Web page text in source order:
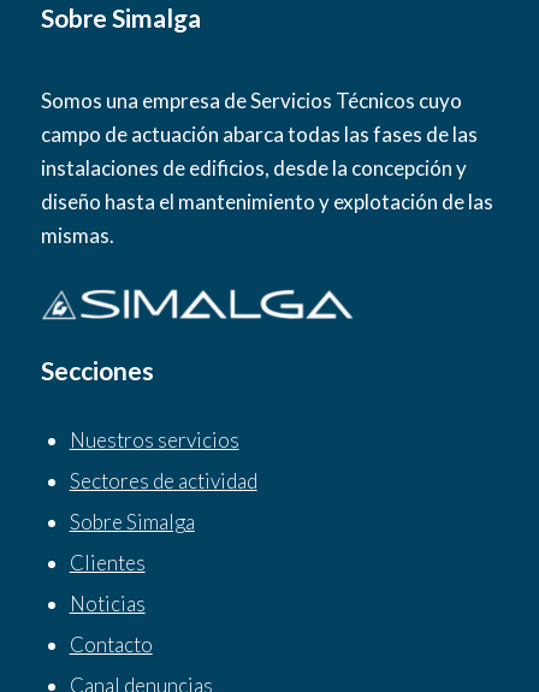
Sobre Simalga
Somos una empresa de Servicios Técnicos cuyo
campo de actuación abarca todas las fases de las
instalaciones de edificios, desde la concepción y
diseño hasta el mantenimiento y explotación de las
mismas.
Secciones
Nuestros servicios
Sectores de actividad
Sobre Simalga
Clientes
Noticias
Contacto
Canal denuncias